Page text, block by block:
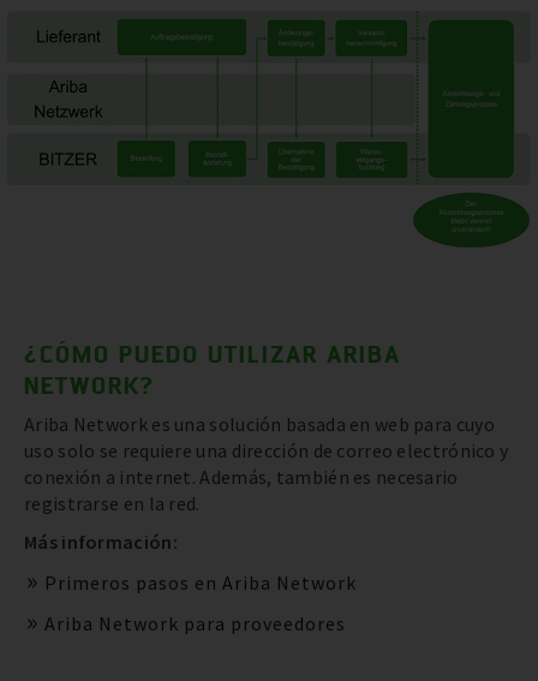
¿CÓMO PUEDO UTILIZAR ARIBA
NETWORK?
Ariba Network es una solución basada en web para cuyo
uso solo se requiere una dirección de correo electrónico y
conexión a internet. Además, también es necesario
registrarse en la red.
Más información:
Primeros pasos en Ariba Network
Ariba Network para proveedores